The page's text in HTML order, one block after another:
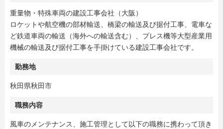
重量物・特殊車両の建設工事会社（大阪）
ロケットや航空機の部材輸送、橋梁の輸送及び据付工事、電車な
ど鉄道車両の輸送（海外への輸送含む）、プレス機等大型産業用
機械の輸送及び据付工事を手掛けている建設工事会社です。
勤務地
秋田県秋田市
職務内容
風車のメンテナンス、施工管理として以下の職務に携わって頂き